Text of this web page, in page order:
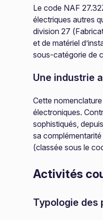
Le code NAF
électriques autres
division 27
et de matériel
sous-catégorie de
Une industrie
Cette
électroniques.
sophistiqués,
sa
(classée sous le
Activités
Typologie des